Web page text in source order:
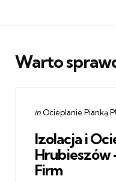
Warto
Categories
Posted
in Ocieplanie Pianką
Izolacja i
Hrubieszów
Firm